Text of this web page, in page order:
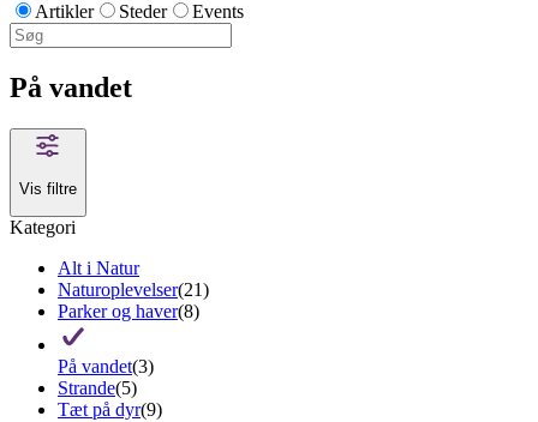
Artikler
Steder Events
På vandet
Vis filtre
Kategori
Alt i Natur
Naturoplevelser(21)
Parker og haver(8)
På vandet(3)
Strande(5)
Tæt på dyr(9)